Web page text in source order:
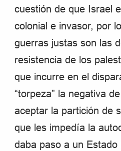
cuestión de que Israel
colonial e invasor, por
guerras justas son las
resistencia de los
que incurre en el
“torpeza” la negativa
aceptar la partición de
que les impedía la
daba paso a un Estado